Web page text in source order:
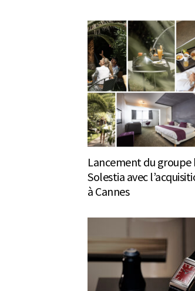
Lancement du
Solestia avec
à Cannes